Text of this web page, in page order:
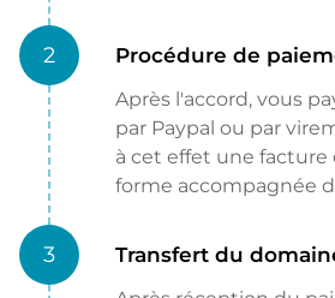
2 Procédure de
Après l'accord, vous
par Paypal ou par
à cet effet une
forme accompagnée
3 Transfert du